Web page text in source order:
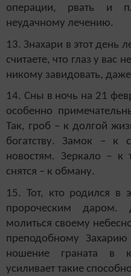
операции, рвать и
неудачному лечению.
13. Знахари в этот день
считаете, что глаз у вас
никому завидовать, даже
14. Сны в ночь на 21
особенно
Так, гроб – к долгой
богатству. Замок – к
новостям. Зеркало – к
снятся – к обману.
15. Тот, кто родился в
пророческим даром.
молиться своему
преподобному
ношение граната в
усиливает такие